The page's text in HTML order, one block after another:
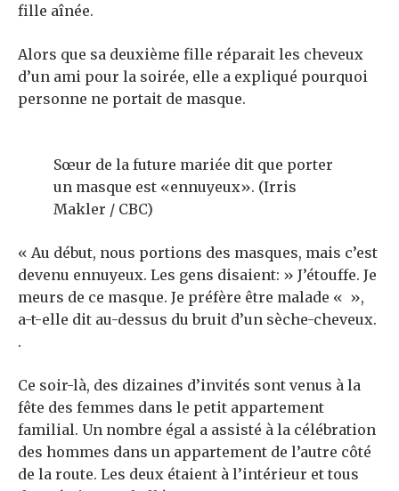
fille aînée.
Alors que sa deuxième fille réparait les cheveux
d’un ami pour la soirée, elle a expliqué pourquoi
personne ne portait de masque.
Sœur de la future mariée dit que porter
un masque est «ennuyeux». (Irris
Makler / CBC)
« Au début, nous portions des masques, mais c’est
devenu ennuyeux. Les gens disaient: » J’étouffe. Je
meurs de ce masque. Je préfère être malade « »,
a-t-elle dit au-dessus du bruit d’un sèche-cheveux.
.
Ce soir-là, des dizaines d’invités sont venus à la
fête des femmes dans le petit appartement
familial. Un nombre égal a assisté à la célébration
des hommes dans un appartement de l’autre côté
de la route. Les deux étaient à l’intérieur et tous